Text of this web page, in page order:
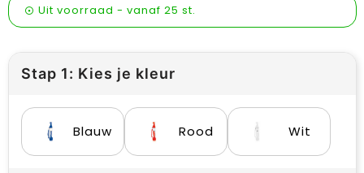
Uit voorraad - vanaf 25 st.
Stap 1: Kies je kleur
Blauw Rood Wit